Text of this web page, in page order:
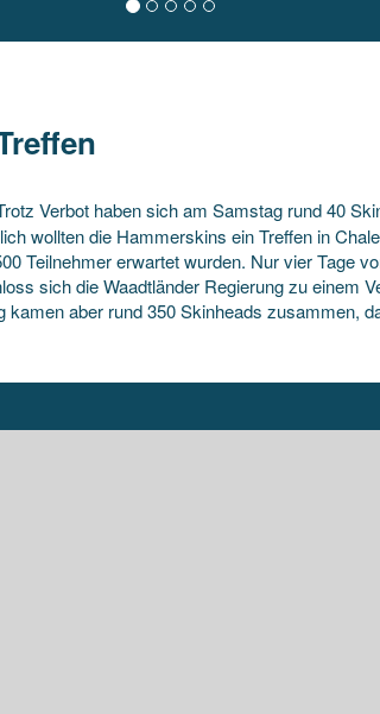
Verbot haben sich am Samstag rund 40
wollten die Hammerskins ein Treffen in
Teilnehmer erwartet wurden. Nur vier Tage
sich die Waadtländer Regierung zu einem
kamen aber rund 350 Skinheads zusammen,